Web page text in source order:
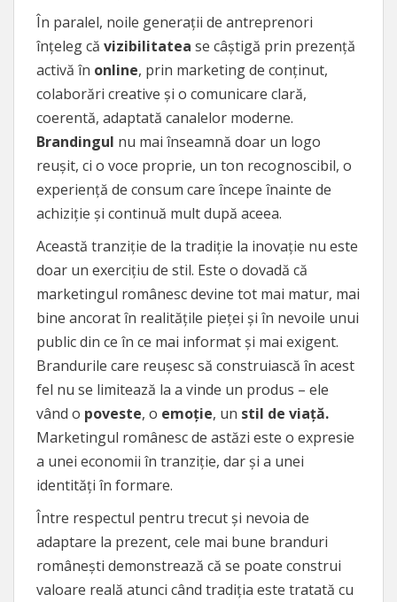
În paralel, noile generații de antreprenori
înțeleg că vizibilitatea se câștigă prin prezență
activă în online, prin marketing de conținut,
colaborări creative și o comunicare clară,
coerentă, adaptată canalelor moderne.
Brandingul nu mai înseamnă doar un logo
reușit, ci o voce proprie, un ton recognoscibil, o
experiență de consum care începe înainte de
achiziție și continuă mult după aceea.
Această tranziție de la tradiție la inovație nu este
doar un exercițiu de stil. Este o dovadă că
marketingul românesc devine tot mai matur, mai
bine ancorat în realitățile pieței și în nevoile unui
public din ce în ce mai informat și mai exigent.
Brandurile care reușesc să construiască în acest
fel nu se limitează la a vinde un produs – ele
vând o poveste, o emoție, un stil de viață.
Marketingul românesc de astăzi este o expresie
a unei economii în tranziție, dar și a unei
identități în formare.
Între respectul pentru trecut și nevoia de
adaptare la prezent, cele mai bune branduri
românești demonstrează că se poate construi
valoare reală atunci când tradiția este tratată cu